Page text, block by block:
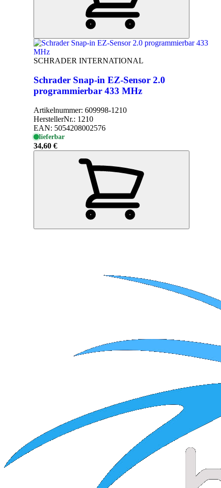
SCHRADER INTERNATIONAL
Schrader Snap-in EZ-Sensor 2.0
programmierbar 433 MHz
Artikelnummer: 609998-1210
HerstellerNr.: 1210
EAN: 5054208002576
lieferbar
34,60 €